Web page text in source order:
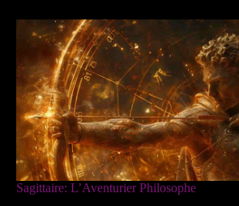
Sagittaire: L’Aventurier Philosophe